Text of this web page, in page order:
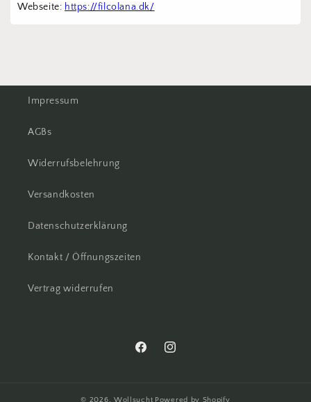
Webseite: https://filcolana.dk/
Impressum
AGBs
Widerrufsbelehrung
Versandkosten
Datenschutzerklärung
Kontakt / Öffnungszeiten
Vertrag widerrufen
FacebookInstagram
© 2026, Wollsucht Powered by Shopify